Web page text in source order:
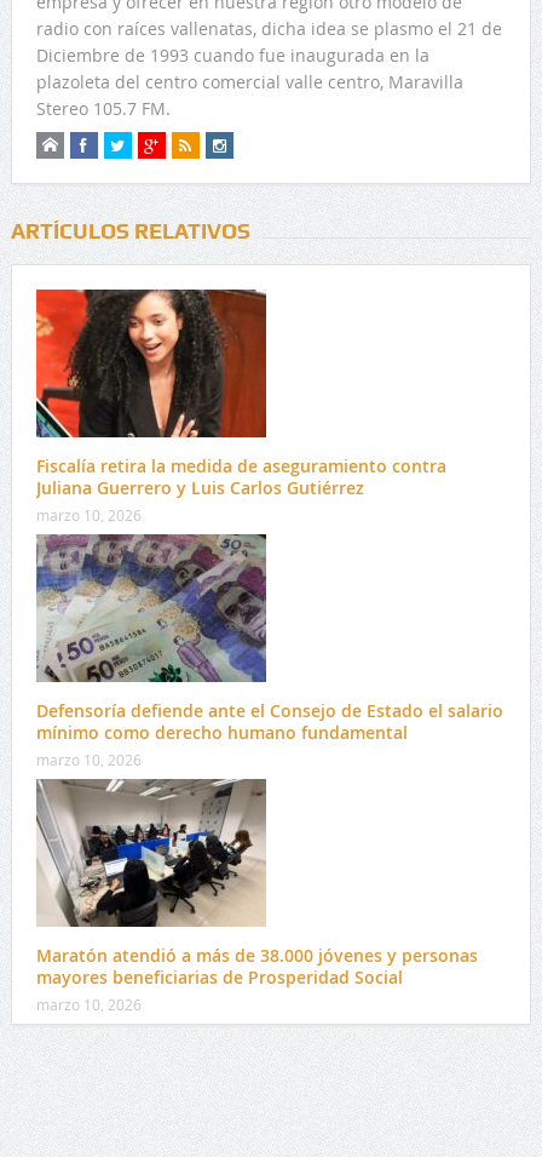
radio con raíces vallenatas, dicha idea se plasmo el 21 de
Diciembre de 1993 cuando fue inaugurada en la
plazoleta del centro comercial valle centro, Maravilla
Stereo 105.7 FM.
ARTÍCULOS RELATIVOS
Fiscalía retira la medida de aseguramiento contra
Juliana Guerrero y Luis Carlos Gutiérrez
marzo 10, 2026
Defensoría defiende ante el Consejo de Estado el salario
mínimo como derecho humano fundamental
marzo 10, 2026
Maratón atendió a más de 38.000 jóvenes y personas
mayores beneficiarias de Prosperidad Social
marzo 10, 2026